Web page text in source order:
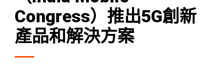
Congress）推出5G創新
產品和解決方案